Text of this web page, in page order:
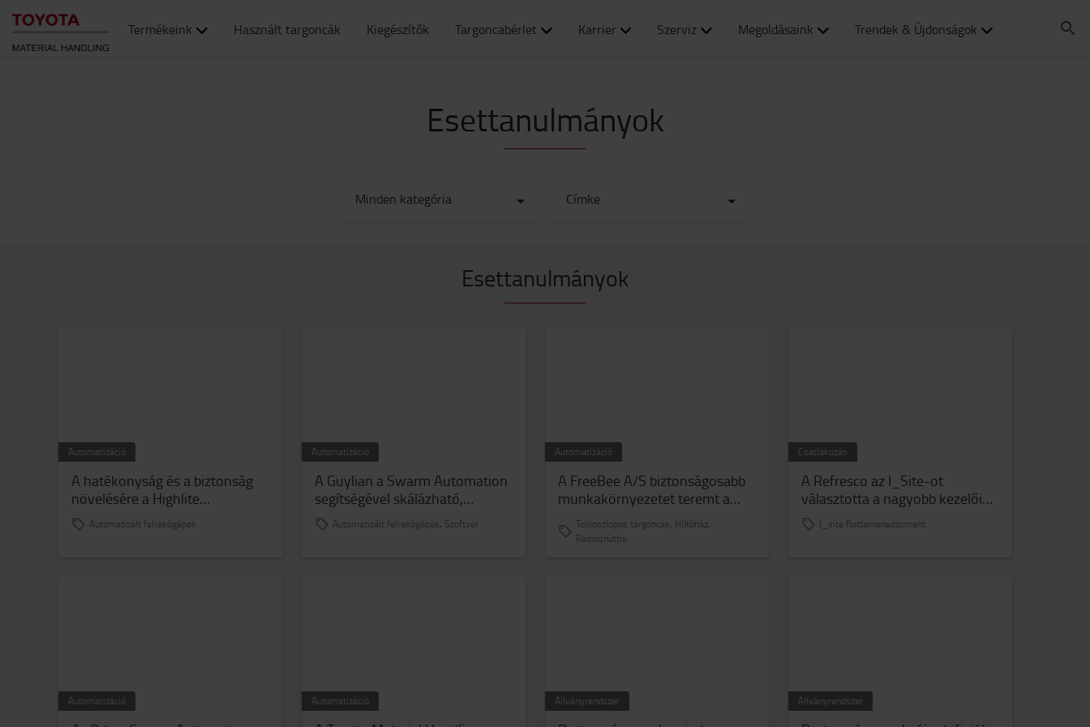
Termékeink Használt targoncák Kiegészítők Targoncabérlet Karrier Szerviz Megoldásaink Trendek & Újdonságok
Esettanulmányok
Minden kategória Címke
Esettanulmányok
Automatizáció
A hatékonyság és a biztonság
növelésére a Highlite
International B.V. a Toyota
Swarm Automation megoldását
Automatizált felrakógépek
Automatizáció
A Guylian a Swarm Automation
segítségével skálázható,
jövőálló raktárt alakít ki
Automatizált felrakógépek, Szoftver
Automatizáció
A FreeBee A/S biztonságosabb
munkakörnyezetet teremt a
Toyota félautomata raktári
megoldásával
Tolóoszlopos targoncák, Hűtőház,
Radioshuttle
Csatlakozás
A Refresco az I_Site-ot
választotta a nagyobb kezelői
biztonság és a flottafelügyelet
érdekében
I_site flottamenedzsment
Automatizáció Automatizáció Állványrendszer Állványrendszer